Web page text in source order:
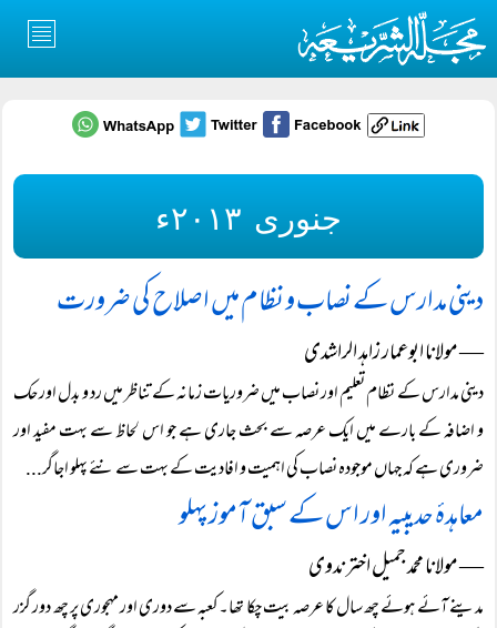
جنوری ۲۰۱۳ء
دینی مدارس کے نصاب و نظام میں اصلاح کی ضرورت
― مولانا ابوعمار زاہد الراشدی
دینی مدارس کے نظام تعلیم اور نصاب میں ضروریات زمانہ کے تناظر میں رد و بدل اور حک
و اضافہ کے بارے میں ایک عرصہ سے بحث جاری ہے جو اس لحاظ سے بہت مفید اور
ضروری ہے کہ جہاں موجودہ نصاب کی اہمیت و افادیت کے بہت سے نئے پہلو اجاگر...
معاہدۂ حدیبیہ اور اس کے سبق آموز پہلو
― مولانا محمد جمیل اختر ندوی
مدینے آئے ہوئے چھ سال کا عرصہ بیت چکا تھا۔کعبہ سے دوری اور مہجوری پر چھ دور گزر